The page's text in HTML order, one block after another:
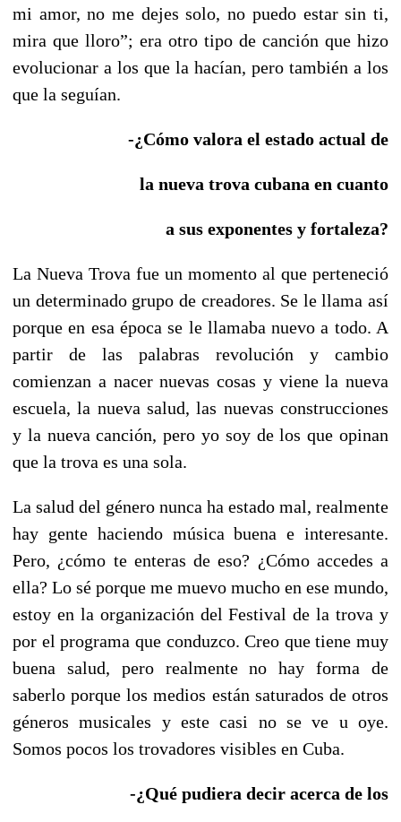
mi amor, no me dejes solo, no puedo estar sin ti,
mira que lloro”; era otro tipo de canción que hizo
evolucionar a los que la hacían, pero también a los
que la seguían.
-¿Cómo valora el estado actual de
la nueva trova cubana en cuanto
a sus exponentes y fortaleza?
La Nueva Trova fue un momento al que perteneció
un determinado grupo de creadores. Se le llama así
porque en esa época se le llamaba nuevo a todo. A
partir de las palabras revolución y cambio
comienzan a nacer nuevas cosas y viene la nueva
escuela, la nueva salud, las nuevas construcciones
y la nueva canción, pero yo soy de los que opinan
que la trova es una sola.
La salud del género nunca ha estado mal, realmente
hay gente haciendo música buena e interesante.
Pero, ¿cómo te enteras de eso? ¿Cómo accedes a
ella? Lo sé porque me muevo mucho en ese mundo,
estoy en la organización del Festival de la trova y
por el programa que conduzco. Creo que tiene muy
buena salud, pero realmente no hay forma de
saberlo porque los medios están saturados de otros
géneros musicales y este casi no se ve u oye.
Somos pocos los trovadores visibles en Cuba.
-¿Qué pudiera decir acerca de los